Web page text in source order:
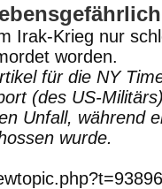
Irak-Krieg nur
worden.
für die NY
(des US-
Unfall, während
wurde.